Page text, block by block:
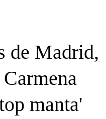
de Madrid,
manta'